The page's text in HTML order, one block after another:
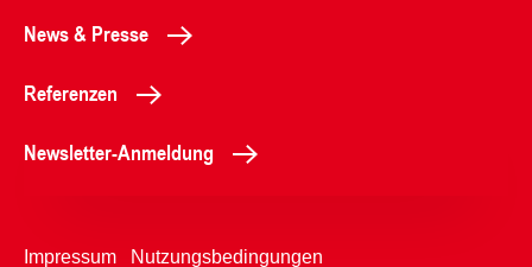
News & Presse
Referenzen
Newsletter-Anmeldung
Impressum Nutzungsbedingungen